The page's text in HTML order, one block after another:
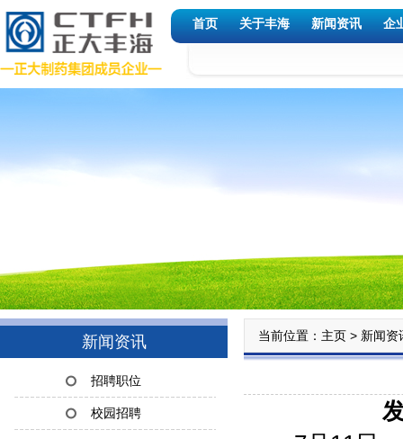
首页 关于丰海 新闻资讯 企
新闻资讯
招聘职位
校园招聘
当前位置： 主页 > 新闻资